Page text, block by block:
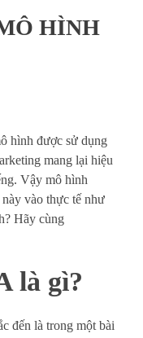
HÌNH
hình được sử dụng
mang lại hiệu
Vậy mô hình
vào thực tế như
Hãy cùng
là gì?
đến là trong một bài